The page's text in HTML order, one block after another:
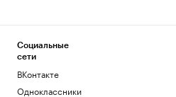
Социальные
сети
ВКонтакте
Одноклассники